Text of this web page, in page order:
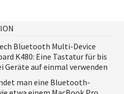
Bluetooth Multi-Device
K480: Eine Tastatur für bis
Geräte auf einmal verwenden
man eine Bluetooth-